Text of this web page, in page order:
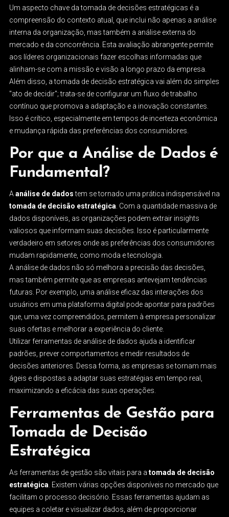
Um aspecto chave da tomada de decisões estratégicas é a
compreensão do contexto atual, que inclui não apenas a análise
interna da organização, mas também a análise externa do
mercado e da concorrência. Esta avaliação abrangente permite
aos líderes organizacionais fazer escolhas informadas que
alinham-se com a missão e visão a longo prazo da empresa.
Além disso, a tomada de decisão estratégica vai além do simples
"ato de decidir"; trata-se de configurar um fluxo de trabalho
contínuo que promova a adaptação e a inovação constantes.
Isso é crítico, especialmente em tempos de incerteza econômica
e mudança rápida das preferências dos consumidores.
Por que a Análise de Dados é
Fundamental?
A análise de dadostem se tornado uma prática indispensável na
tomada de decisão estratégica . Com a quantidade massiva de
dados disponíveis, as organizações podem extrair insights
valiosos que informam suas decisões. Isso é particularmente
verdadeiro em setores onde as preferências dos consumidores
mudam rapidamente, como moda e tecnologia.
A análise de dados não só melhora a precisão das decisões,
mas também permite que as empresas antevejam tendências
futuras. Por exemplo, uma análise eficaz das interações dos
usuários em uma plataforma digital pode apontar para padrões
que, uma vez compreendidos, permitem à empresa personalizar
suas ofertas e melhorar a experiência do cliente.
Utilizar ferramentas de análise de dados ajuda a identificar
padrões, prever comportamentos e medir resultados de
decisões anteriores. Dessa forma, as empresas se tornam mais
ágeis e dispostas a adaptar suas estratégias em tempo real,
maximizando a eficácia das suas operações.
Ferramentas de Gestão para
Tomada de Decisão
Estratégica
As ferramentas de gestão são vitais para a tomada de decisão
estratégica . Existem várias opções disponíveis no mercado que
facilitam o processo decisório. Essas ferramentas ajudam as
equipes a coletar e visualizar dados, além de proporcionar